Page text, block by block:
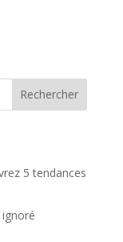
Rechercher
5 tendances